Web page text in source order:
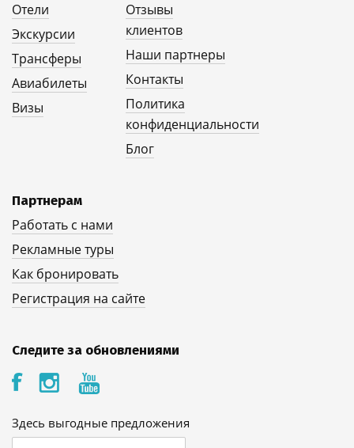
Отели
Экскурсии
Трансферы
Авиабилеты
Визы
Отзывы
клиентов
Наши партнеры
Контакты
Политика
конфиденциальности
Блог
Партнерам
Работать с нами
Рекламные туры
Как бронировать
Регистрация на сайте
Следите за обновлениями
Здесь выгодные предложения